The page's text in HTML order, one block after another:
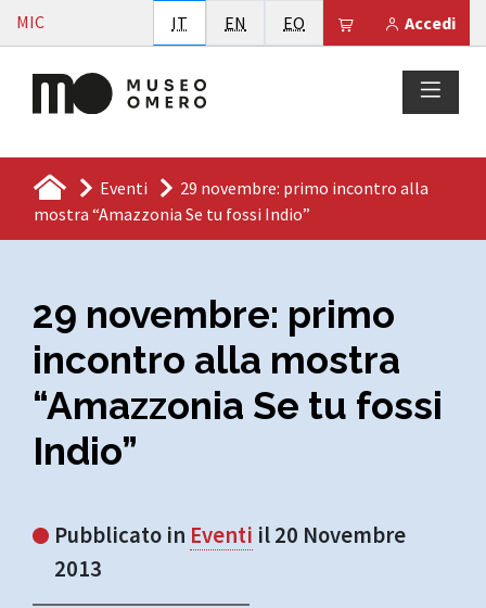
Vai al contenuto
MIC Accedi
Il tuo carrello è
IT Italiano
EN English
EO Esperanto
Eventi
29 novembre: primo incontro alla
mostra “Amazzonia Se tu fossi Indio”
29 novembre: primo
incontro alla mostra
“Amazzonia Se tu fossi
Indio”
Pubblicato in Eventi il 20 Novembre
2013